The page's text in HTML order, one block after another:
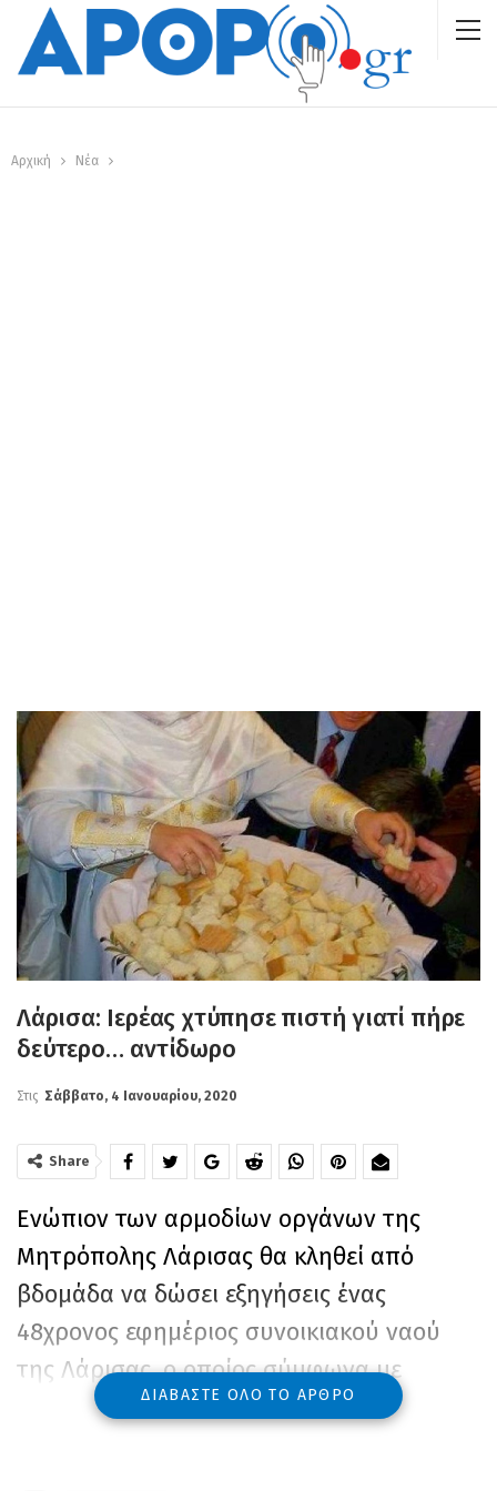
Αρχική Νέα
Λάρισα: Ιερέας χτύπησε πιστή γιατί πήρε
δεύτερο… αντίδωρο
Στις Σάββατο, 4 Ιανουαρίου, 2020
Share
Ενώπιον των αρμοδίων οργάνων της
Μητρόπολης Λάρισας θα κληθεί από
βδομάδα να δώσει εξηγήσεις ένας
48χρονος εφημέριος συνοικιακού ναού
της Λάρισας, ο οποίος σύμφωνα με
μαρτυρίες ενοριτών κατηγορείται πως
ΔΙΑΒΆΣΤΕ ΌΛΟ ΤΟ ΆΡΘΡΟ